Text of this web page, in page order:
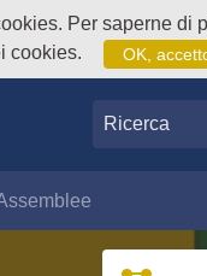
Per saperne di
cookies.
OK,
Ricerca